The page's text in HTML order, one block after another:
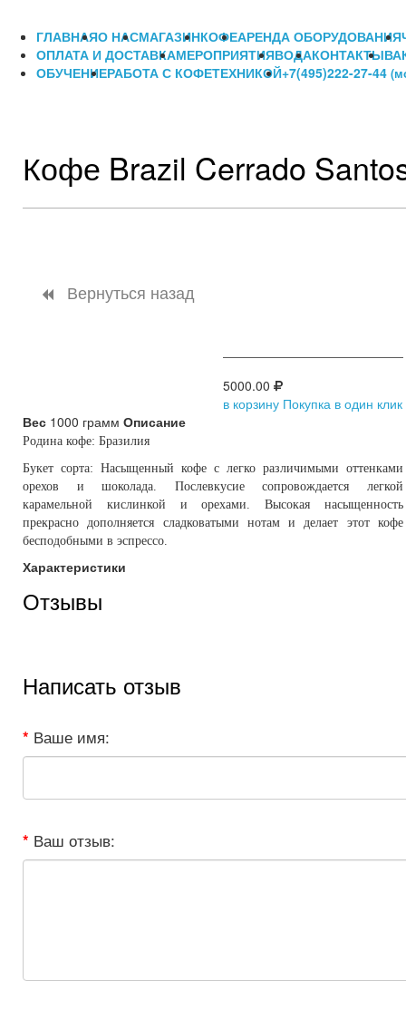
ГЛАВНАЯО НАСМАГАЗИНКОФЕАРЕНДА ОБОРУДОВАНИЯ
ОПЛАТА И ДОСТАВКАМЕРОПРИЯТИЯВОДАКОНТАКТЫ
ОБУЧЕНИЕРАБОТА С КОФЕТЕХНИКОЙ+7(495)222-27-44
Кофе Brazil Cerrado
Вернуться назад
5000.00
в корзину Покупка в один клик
Вес 1000 грамм Описание
Родина кофе: Бразилия
Букет сорта: Насыщенный кофе с легко различимыми оттенками
орехов и шоколада. Послевкусие сопровождается легкой
карамельной кислинкой и орехами. Высокая насыщенность
прекрасно дополняется сладковатыми нотам и делает этот кофе
бесподобными в эспрессо.
Характеристики
Отзывы
Написать отзыв
Ваше имя:
Ваш отзыв: